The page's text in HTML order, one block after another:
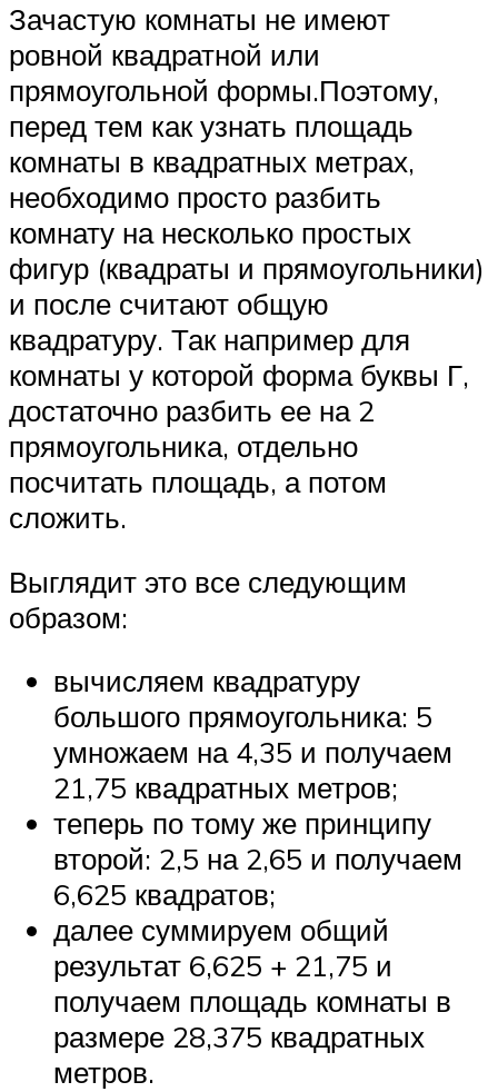
Зачастую комнаты не имеют
ровной квадратной или
прямоугольной формы.Поэтому,
перед тем как узнать площадь
комнаты в квадратных метрах,
необходимо просто разбить
комнату на несколько простых
фигур (квадраты и прямоугольники)
и после считают общую
квадратуру. Так например для
комнаты у которой форма буквы Г,
достаточно разбить ее на 2
прямоугольника, отдельно
посчитать площадь, а потом
сложить.
Выглядит это все следующим
образом:
вычисляем квадратуру
большого прямоугольника: 5
умножаем на 4,35 и получаем
21,75 квадратных метров;
теперь по тому же принципу
второй: 2,5 на 2,65 и получаем
6,625 квадратов;
далее суммируем общий
результат 6,625 + 21,75 и
получаем площадь комнаты в
размере 28,375 квадратных
метров.